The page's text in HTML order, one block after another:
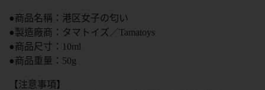
●商品名稱：港区女子の匂い
●製造廠商：タマトイズ／Tamatoys
●商品尺寸：10ml
●商品重量：50g
【注意事項】